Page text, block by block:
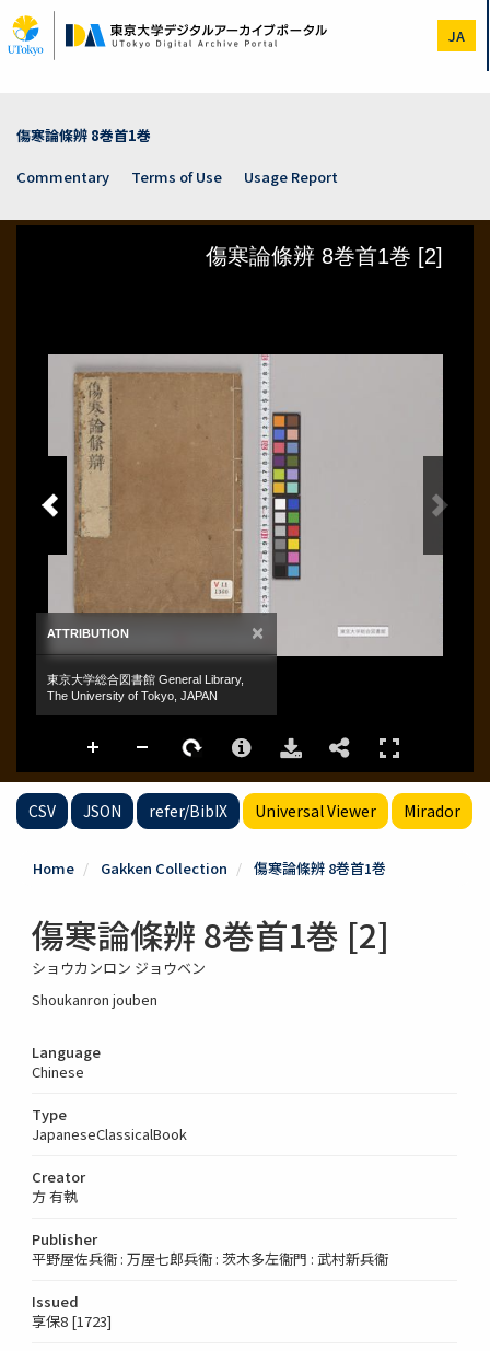
to
main
JA
傷寒論條辨 8巻首1巻
Commentary
Terms of Use Usage Report
CSV JSON refer/BibIX Universal Viewer Mirador
Home Gakken Collection 傷寒論條辨 8巻首1巻
傷寒論條辨 8巻首1巻 [2]
ショウカンロン ジョウベン
Shoukanron jouben
Language
Chinese
Type
JapaneseClassicalBook
Creator
方 有執
Publisher
平野屋佐兵衞 : 万屋七郎兵衞 : 茨木多左衞門 : 武村新兵衞
Issued
享保8 [1723]